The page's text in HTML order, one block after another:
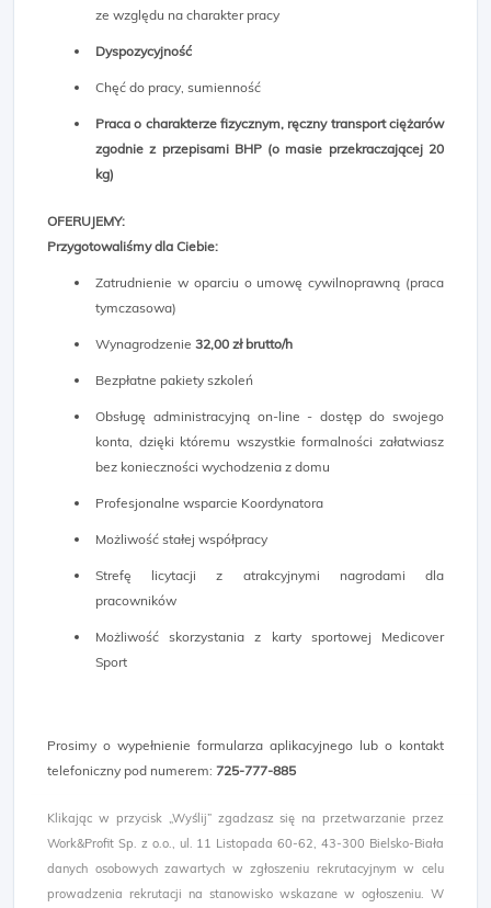
ze względu na charakter pracy
Dyspozycyjność
Chęć do pracy, sumienność
Praca o charakterze fizycznym, ręczny transport ciężarów
zgodnie z przepisami BHP (o masie przekraczającej 20
kg)
OFERUJEMY:
Przygotowaliśmy dla Ciebie:
Zatrudnienie w oparciu o umowę cywilnoprawną (praca
tymczasowa)
Wynagrodzenie 32,00 zł brutto/h
Bezpłatne pakiety szkoleń
Obsługę administracyjną on-line - dostęp do swojego
konta, dzięki któremu wszystkie formalności załatwiasz
bez konieczności wychodzenia z domu
Profesjonalne wsparcie Koordynatora
Możliwość stałej współpracy
Strefę licytacji z atrakcyjnymi nagrodami dla
pracowników
Możliwość skorzystania z karty sportowej Medicover
Sport
Prosimy o wypełnienie formularza aplikacyjnego lub o kontakt
telefoniczny pod numerem: 725-777-885
Klikając w przycisk „Wyślij” zgadzasz się na przetwarzanie przez
Work&Profit Sp. z o.o., ul. 11 Listopada 60-62, 43-300 Bielsko-Biała
danych osobowych zawartych w zgłoszeniu rekrutacyjnym w celu
prowadzenia rekrutacji na stanowisko wskazane w ogłoszeniu. W